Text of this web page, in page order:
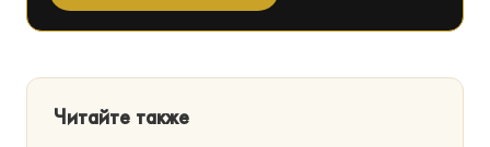
Читайте также